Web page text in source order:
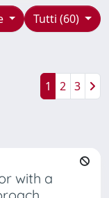
Tutti (60)
1 2 3
with a